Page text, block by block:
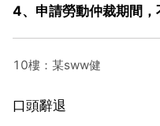
4、申請勞動仲裁期間，
10樓：某sww健
口頭辭退